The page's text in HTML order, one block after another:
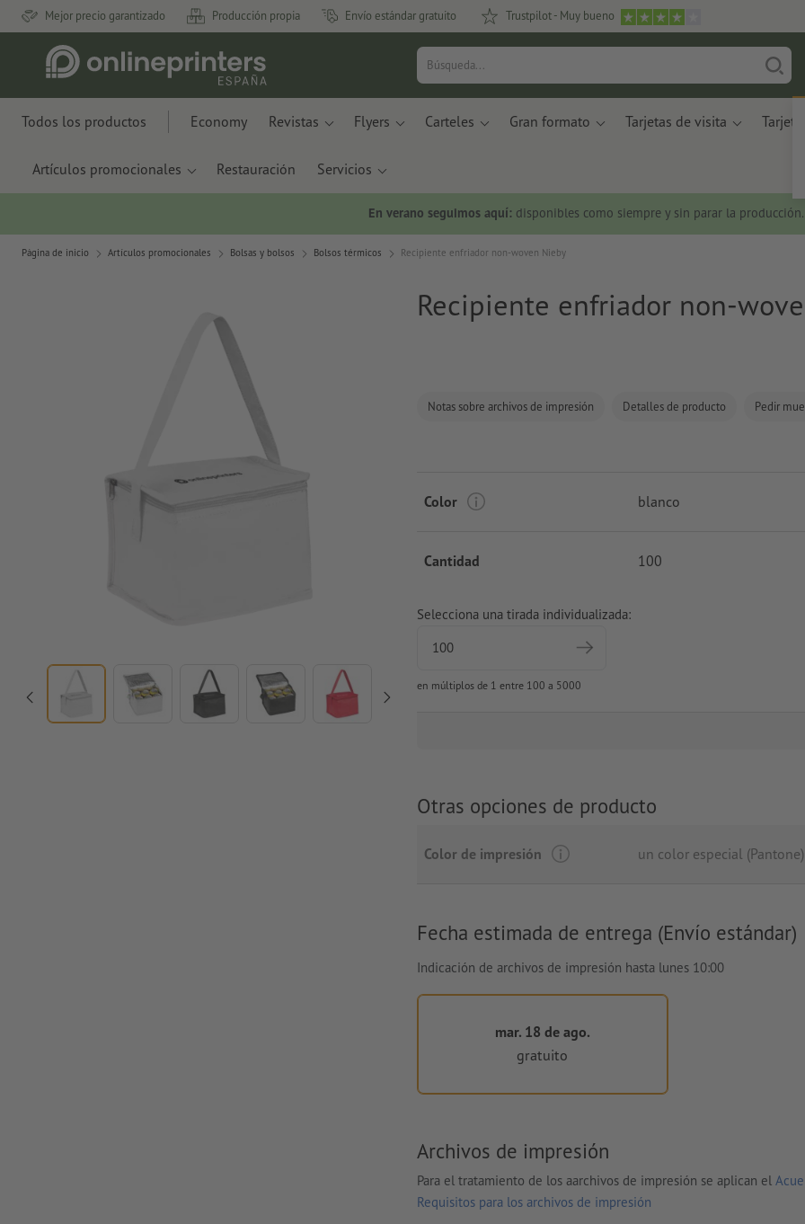
Mejor precio garantizado Producción propia Envío estándar gratuito Trustpilot - Muy bueno
Todos los productos Economy Revistas Flyers Carteles Gran formato Tarjetas de visita
Artículos promocionales Restauración Servicios
En verano seguimos aquí: disponibles como siempre y sin parar la producción.
Página de inicio Artículos promocionales Bolsas y bolsos Bolsos térmicos Recipiente enfriador non-woven Nieby
Recipiente enfriador non-
Notas sobre archivos de impresión Detalles de producto Pedir
Color blanco
Cantidad 100
Selecciona una tirada individualizada:
en múltiplos de 1 entre 100 a 5000
Otras opciones de producto
Color de impresión un color especial (Pantone)
Fecha estimada de entrega (Envío estándar)
Indicación de archivos de impresión hasta lunes 10:00
mar. 18 de ago.
gratuito
Archivos de impresión
Para el tratamiento de los aarchivos de impresión se aplican el
Requisitos para los archivos de impresión